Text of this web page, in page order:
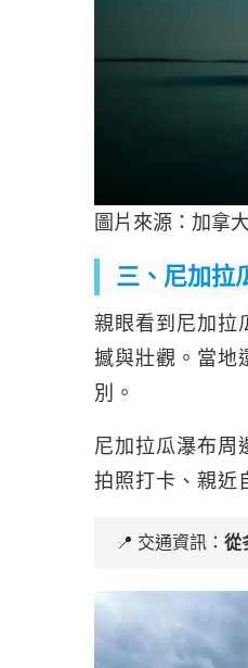
圖片來源：加拿
三、尼加拉
親眼看到尼加拉
撼與壯觀。當地
別。
尼加拉瓜瀑布周
拍照打卡、親近
📍 交通資訊： 從